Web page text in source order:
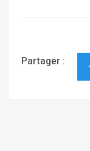
Partager :